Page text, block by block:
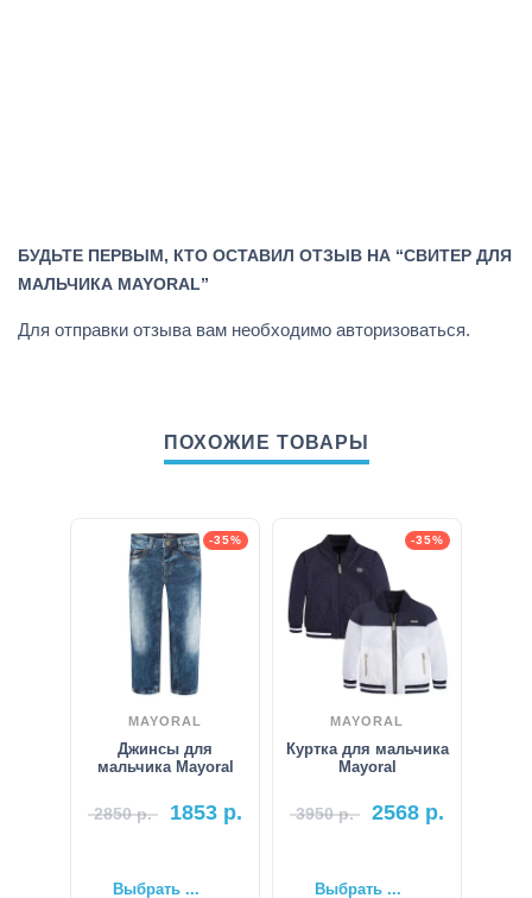
БУДЬТЕ ПЕРВЫМ, КТО ОСТАВИЛ ОТЗЫВ НА “СВИТЕР ДЛЯ
МАЛЬЧИКА MAYORAL”
Для отправки отзыва вам необходимо авторизоваться.
ПОХОЖИЕ ТОВАРЫ
-35%
MAYORAL
Джинсы для
мальчика Mayoral
2850р. 1853 р.
Выбрать ...
-35%
MAYORAL
Куртка для мальчика
Mayoral
3950р. 2568 р.
Выбрать ...